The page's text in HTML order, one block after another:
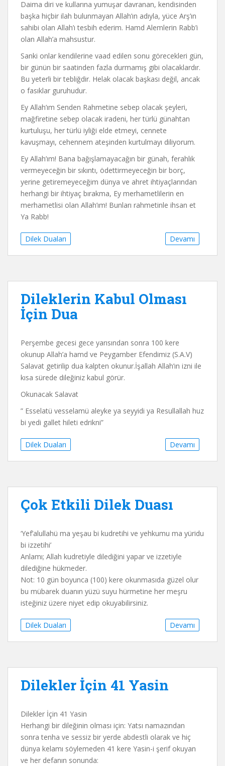
Daima diri ve kullarına yumuşar davranan, kendisinden
başka hiçbir ilah bulunmayan Allah’ın adıyla, yüce Arş’ın
sahibi olan Allah’ı tesbih ederim. Hamd Alemlerin Rabb’i
olan Allah’a mahsustur.
Sanki onlar kendilerine vaad edilen sonu görecekleri gün,
bir günün bir saatinden fazla durmamış gibi olacaklardır.
Bu yeterli bir tebliğdir. Helak olacak başkası değil, ancak
o fasıklar guruhudur.
Ey Allah’ım Senden Rahmetine sebep olacak şeyleri,
mağfiretine sebep olacak iradeni, her türlü günahtan
kurtuluşu, her türlü iyliği elde etmeyi, cennete
kavuşmayı, cehennem ateşinden kurtulmayı diliyorum.
Ey Allah’ım! Bana bağışlamayacağın bir günah, ferahlık
vermeyeceğin bir sıkıntı, ödettirmeyeceğin bir borç,
yerine getiremeyeceğim dünya ve ahret ihtiyaçlarından
herhangi bir ihtiyaç bırakma, Ey merhametlilerin en
merhametlisi olan Allah’ım! Bunları rahmetinle ihsan et
Ya Rabb!
Devamı
Dilek Duaları
Dileklerin Kabul Olması
İçin Dua
Perşembe gecesi gece yarısından sonra 100 kere
okunup Allah’a hamd ve Peygamber Efendimiz (S.A.V)
Salavat getirilip dua kalpten okunur.İşallah Allah’ın izni ile
kısa sürede dileğiniz kabul görür.
Okunacak Salavat
” Esselatü vesselamü aleyke ya seyyidi ya Resullallah huz
bi yedi gallet hileti edrikni”
Devamı
Dilek Duaları
Çok Etkili Dilek Duası
‘Yef’alullahü ma yeşau bi kudretihi ve yehkumu ma yüridu
bi izzetihi’
Anlamı; Allah kudretiyle dilediğini yapar ve izzetiyle
dilediğine hükmeder.
Not: 10 gün boyunca (100) kere okunmasıda güzel olur
bu mübarek duanın yüzü suyu hürmetine her meşru
isteğiniz üzere niyet edip okuyabilirsiniz.
Devamı
Dilek Duaları
Dilekler İçin 41 Yasin
Dilekler İçin 41 Yasin
Herhangi bir dileğinin olması için: Yatsı namazından
sonra tenha ve sessiz bir yerde abdestli olarak ve hiç
dünya kelamı söylemeden 41 kere Yasin-i şerif okuyan
ve her defanın sonunda: